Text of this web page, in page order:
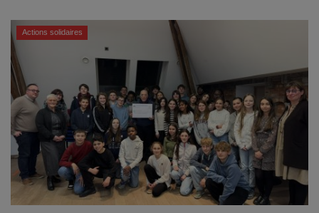
Actions solidaires